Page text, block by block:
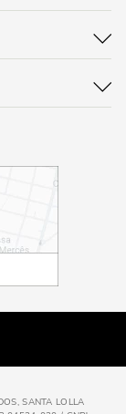
SANTA LOLLA